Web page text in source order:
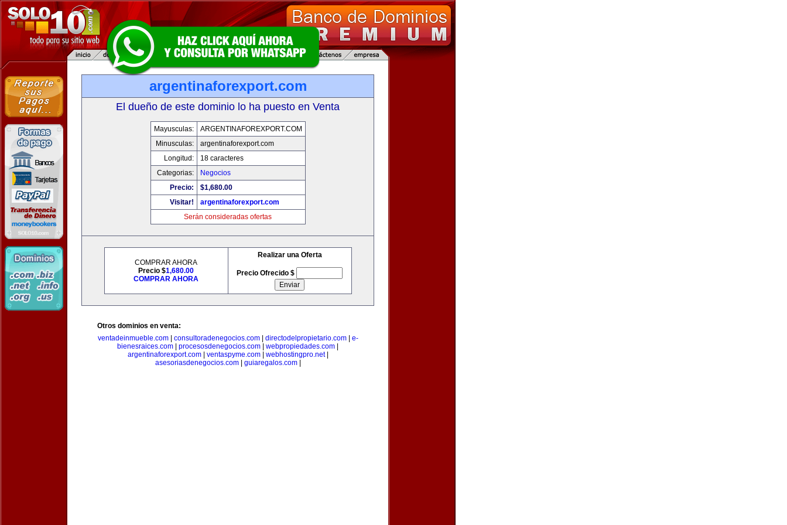
argentinaforexport.com
El dueño de este dominio lo ha puesto en Venta
Mayusculas:
ARGENTINAFOREXPORT.COM
Minusculas:
argentinaforexport.com
Longitud:
18 caracteres
Categorias:
Negocios
Precio:
$1,680.00
Visitar!
argentinaforexport.com
Serán consideradas ofertas
COMPRAR AHORA
Precio $1,680.00
COMPRAR AHORA
Realizar una Oferta
Precio Ofrecido $
Otros dominios en venta:
ventadeinmueble.com| consultoradenegocios.com| directodelpropietario.com| e-
bienesraices.com
procesosdenegocios.com webpropiedades.com
argentinaforexport.com| ventaspyme.com| webhostingpro.net|
asesoriasdenegocios.com| guiaregalos.com|